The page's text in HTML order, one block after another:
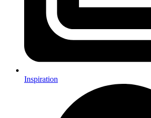
Inspiration